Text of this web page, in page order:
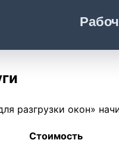
разгрузки окон»
Стоимость